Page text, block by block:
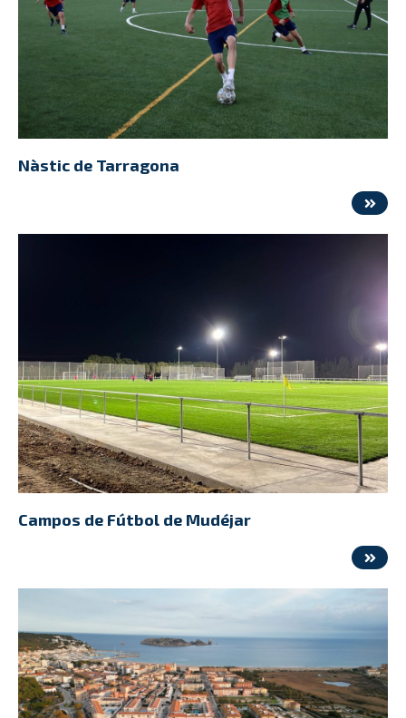
Nàstic de Tarragona
Campos de Fútbol de Mudéjar